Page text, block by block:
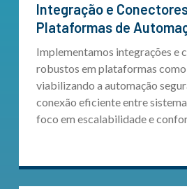
Integração e Conectores em
Plataformas de
Implementamos integrações e
robustos em plataformas
viabilizando a automação
conexão eficiente entre
foco em escalabilidade e